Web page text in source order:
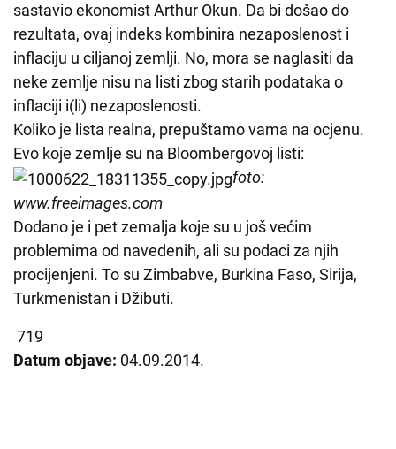
sastavio ekonomist Arthur Okun. Da bi došao do
rezultata, ovaj indeks kombinira nezaposlenost i
inflaciju u ciljanoj zemlji. No, mora se naglasiti da
neke zemlje nisu na listi zbog starih podataka o
inflaciji i(li) nezaposlenosti.
Koliko je lista realna, prepuštamo vama na ocjenu.
Evo koje zemlje su na Bloombergovoj listi:
foto:
www.freeimages.com
Dodano je i pet zemalja koje su u još većim
problemima od navedenih, ali su podaci za njih
procijenjeni. To su Zimbabve, Burkina Faso, Sirija,
Turkmenistan i Džibuti.
719
Datum objave: 04.09.2014.